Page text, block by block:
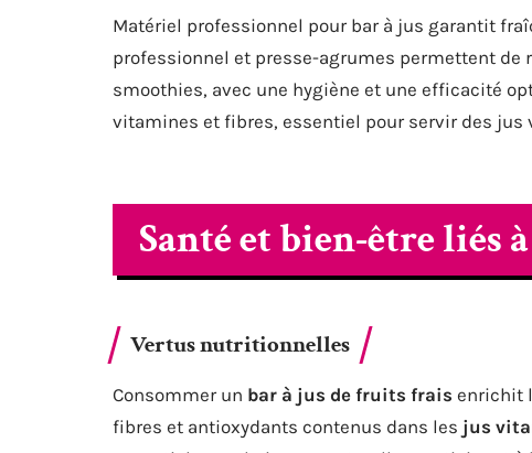
Matériel professionnel pour bar à jus garantit
professionnel et presse-agrumes permettent
smoothies, avec une hygiène et une efficacité
vitamines et fibres, essentiel pour servir des
Santé et bien-être liés
Vertus nutritionnelles
Consommer un bar à jus de fruits frais enrichit
fibres et antioxydants contenus dans les jus